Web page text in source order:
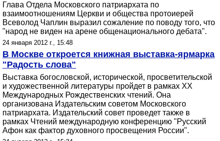
Глава Отдела Московского патриархата по
взаимоотношениям Церкви и общества протоиерей
Всеволод Чаплин выразил сожаление по поводу того, что
"народ не виден на арене общенационального дебата".
24 января 2012 г., 15:48
В Москве откроется книжная выставка-ярмарка
"Радость слова"
Выставка богословской, исторической, просветительской
и художественной литературы пройдет в рамках XX
Международных Рождественских чтений. Она
организована Издательским советом Московского
патриархата. Издательский cовет проведет также в
рамках Чтений международную конференцию "Русский
Афон как фактор духовного просвещения России".